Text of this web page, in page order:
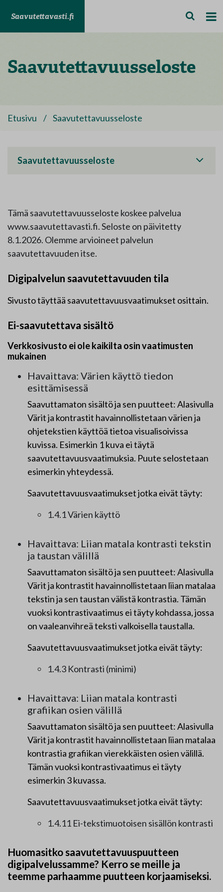
Saavutettavasti.fi
Saavutettavuusseloste
Etusivu / Saavutettavuusseloste
Saavutettavuusseloste
Tämä saavutettavuusseloste koskee palvelua
www.saavutettavasti.fi. Seloste on päivitetty
8.1.2026. Olemme arvioineet palvelun
saavutettavuuden itse.
Digipalvelun saavutettavuuden tila
Sivusto täyttää saavutettavuusvaatimukset osittain.
Ei-saavutettava sisältö
Verkkosivusto ei ole kaikilta osin vaatimusten
mukainen
Havaittava: Värien käyttö tiedon
esittämisessä
Saavuttamaton sisältö ja sen puutteet: Alasivulla
Värit ja kontrastit havainnollistetaan värien ja
ohjetekstien käyttöä tietoa visualisoivissa
kuvissa. Esimerkin 1 kuva ei täytä
saavutettavuusvaatimuksia. Puute selostetaan
esimerkin yhteydessä.
Saavutettavuusvaatimukset jotka eivät täyty:
1.4.1 Värien käyttö
Havaittava: Liian matala kontrasti tekstin
ja taustan välillä
Saavuttamaton sisältö ja sen puutteet: Alasivulla
Värit ja kontrastit havainnollistetaan liian matalaa
tekstin ja sen taustan välistä kontrastia. Tämän
vuoksi kontrastivaatimus ei täyty kohdassa, jossa
on vaaleanvihreä teksti valkoisella taustalla.
Saavutettavuusvaatimukset jotka eivät täyty:
1.4.3 Kontrasti (minimi)
Havaittava: Liian matala kontrasti
grafiikan osien välillä
Saavuttamaton sisältö ja sen puutteet: Alasivulla
Värit ja kontrastit havainnollistetaan liian matalaa
kontrastia grafiikan vierekkäisten osien välillä.
Tämän vuoksi kontrastivaatimus ei täyty
esimerkin 3 kuvassa.
Saavutettavuusvaatimukset jotka eivät täyty:
1.4.11 Ei-tekstimuotoisen sisällön kontrasti
Huomasitko saavutettavuuspuutteen
digipalvelussamme? Kerro se meille ja
teemme parhaamme puutteen korjaamiseksi.